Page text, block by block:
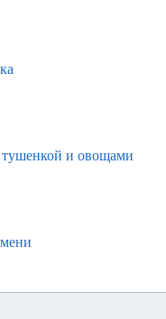
тушенкой и овощами